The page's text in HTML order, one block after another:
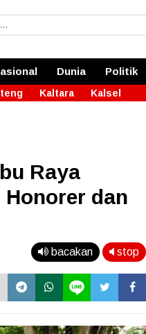
Dunia Politik
Kaltara Kalsel
Raya
dan
bacakan stop